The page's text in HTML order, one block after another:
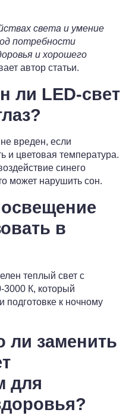
света и умение
потребности
и хорошего
автор статьи.
ли LED-свет
вреден, если
и цветовая температура.
синего
может нарушить сон.
в
теплый свет с
3000 К, который
подготовке к ночному
заменить
для